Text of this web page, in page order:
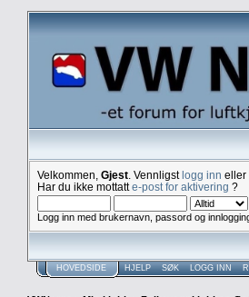
Velkommen, Gjest . Vennligstlogg inn eller
Har du ikke mottatte-post for aktivering ?
Logg inn med brukernavn, passord og
HOVEDSIDE HJELP SØK LOGG INN